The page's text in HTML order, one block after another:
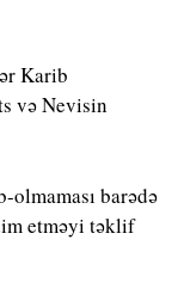
Karib
və Nevisin
barədə
etməyi təklif